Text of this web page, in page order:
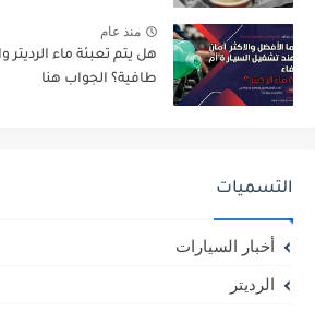
منذ عام
هل يتم تعبئة ماء
طافية؟ الجواب هنا
التسميات
أخبار السيارات
الرديتر